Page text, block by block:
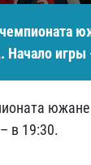
игры
в 19:30.